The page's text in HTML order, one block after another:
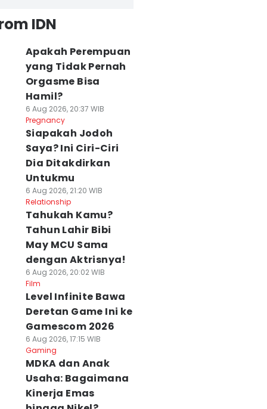
IDN
Apakah Perempuan
yang Tidak Pernah
Orgasme Bisa
Hamil?
6 Aug 2026, 20:37 WIB
Pregnancy
Siapakah Jodoh
Saya? Ini Ciri-Ciri
Dia Ditakdirkan
Untukmu
6 Aug 2026, 21:20 WIB
Relationship
Tahukah Kamu?
Tahun Lahir Bibi
May MCU Sama
dengan Aktrisnya!
6 Aug 2026, 20:02 WIB
Film
Level Infinite Bawa
Deretan Game Ini ke
Gamescom 2026
6 Aug 2026, 17:15 WIB
Gaming
MDKA dan Anak
Usaha: Bagaimana
Kinerja Emas